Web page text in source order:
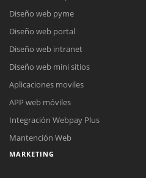
Diseño web pyme
Diseño web portal
Diseño web intranet
Diseño web mini sitios
Aplicaciones moviles
APP web móviles
Integración Webpay Plus
Mantención Web
MARKETING